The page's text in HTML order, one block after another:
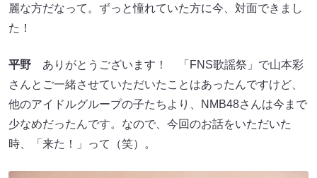
麗な方だなって。ずっと憧れていた方に今、対面できまし
た！
平野 ありがとうございます！ 「FNS歌謡祭」で山本彩
さんとご一緒させていただいたことはあったんですけど、
他のアイドルグループの子たちより、NMB48さんは今まで
少なめだったんです。なので、今回のお話をいただいた
時、「来た！」って（笑）。